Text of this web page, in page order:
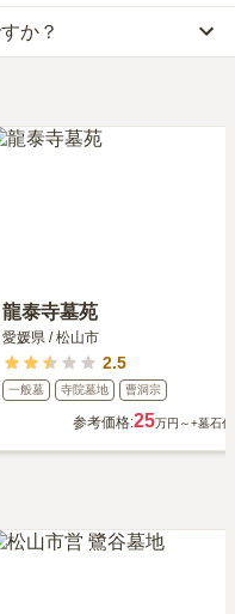
、一般墓が約60万円（墓石
のが悪い、という訳ではあ
納得し、安心してお参りで
衣山駅」から徒歩約10分・
停」下車徒歩約7分です。
」から車で約21分です。
図・交通アクセス」欄をご
か？
りますが、遠くに先祖の出
龍泰寺墓苑
愛媛県 /松山市
2.5
一般墓 寺院墓地 曹洞宗
参考価格:25万円～+墓石代